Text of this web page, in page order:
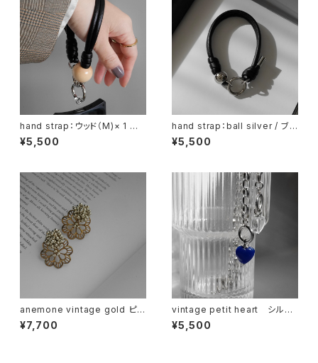
hand strap：ウッド（M)× 1 ナ
チュラル / ブラック
¥5,500
hand strap：ball silver / ブラ
ック
¥5,500
anemone vintage gold ピア
ス イヤリング
¥7,700
vintage petit heart シルバ
ーブレスレット
¥5,500